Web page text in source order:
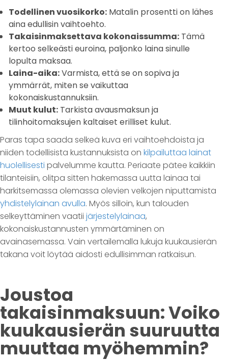
Todellinen vuosikorko: Matalin prosentti on lähes
aina edullisin vaihtoehto.
Takaisinmaksettava kokonaissumma: Tämä
kertoo selkeästi euroina, paljonko laina sinulle
lopulta maksaa.
Laina-aika:Varmista, että se on sopiva ja
ymmärrät, miten se vaikuttaa
kokonaiskustannuksiin.
Muut kulut: Tarkista avausmaksun ja
tilinhoitomaksujen kaltaiset erilliset kulut.
Paras tapa saada selkeä kuva eri vaihtoehdoista ja
niiden todellisista kustannuksista on kilpailuttaa lainat
huolellisesti palvelumme kautta. Periaate pätee kaikkiin
tilanteisiin, olitpa sitten hakemassa uutta lainaa tai
harkitsemassa olemassa olevien velkojen niputtamista
yhdistelylainan avulla. Myös silloin, kun talouden
selkeyttäminen vaatii järjestelylainaa,
kokonaiskustannusten ymmärtäminen on
avainasemassa. Vain vertailemalla lukuja kuukausierän
takana voit löytää aidosti edullisimman ratkaisun.
Joustoa
takaisinmaksuun: Voiko
kuukausierän suuruutta
muuttaa myöhemmin?